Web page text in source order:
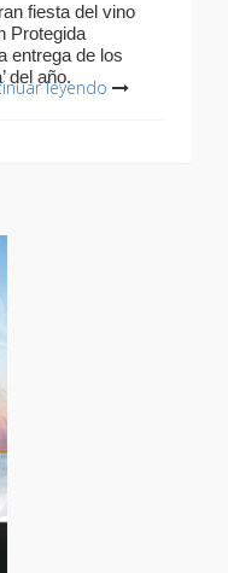
fiesta del vino
Protegida
entrega de los
del año.leyendo